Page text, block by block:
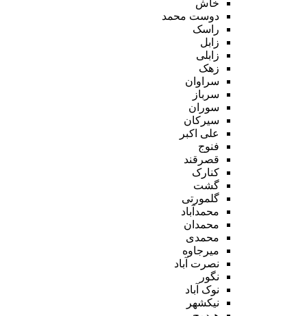
خاش
دوست محمد
راسک
زابل
زابلی
زهک
سراوان
سرباز
سوران
سیرکان
علی اکبر
فنوج
قصرقند
کنارک
گشت
گلمورتی
محمدآباد
محمدان
محمدی
میرجاوه
نصرت آباد
نگور
نوک آباد
نیکشهر